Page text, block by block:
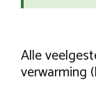
Alle
verwarming